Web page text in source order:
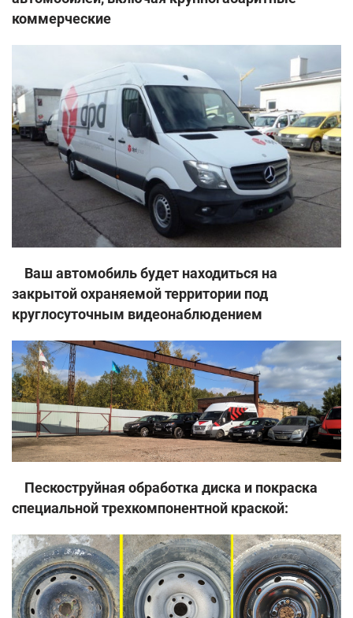
коммерческие
Ваш автомобиль будет находиться на
закрытой охраняемой территории под
круглосуточным видеонаблюдением
Пескоструйная обработка диска и покраска
специальной трехкомпонентной краской: